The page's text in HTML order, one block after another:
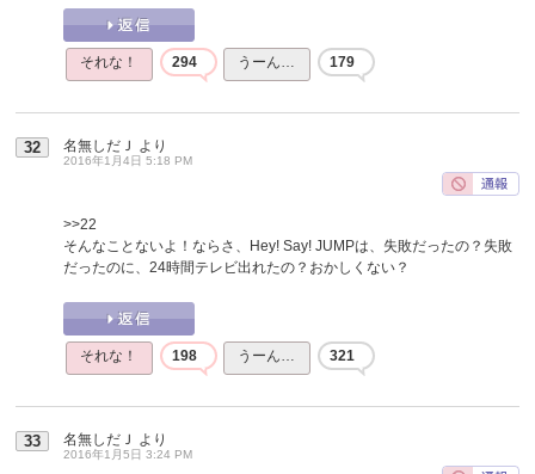
それな！ 294 うーん… 179
32 名無しだＪ より
2016年1月4日 5:18 PM
>>22
そんなことないよ！ならさ、Hey! Say! JUMPは、失敗だったの？失敗
だったのに、24時間テレビ出れたの？おかしくない？
それな！ 198 うーん… 321
33 名無しだＪ より
2016年1月5日 3:24 PM